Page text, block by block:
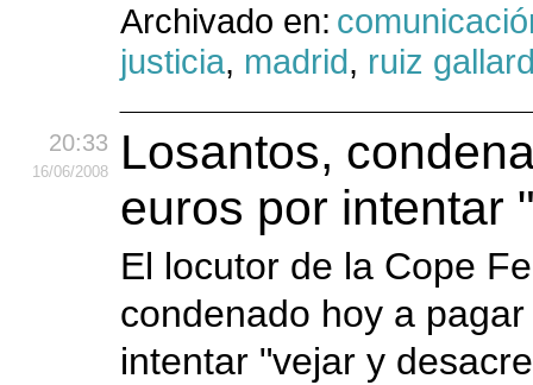
Archivado en:
justicia, madrid, ruiz
20:33
16/06/2008
Losantos,
euros por intentar
El locutor de la Cope
condenado hoy a
intentar "vejar y